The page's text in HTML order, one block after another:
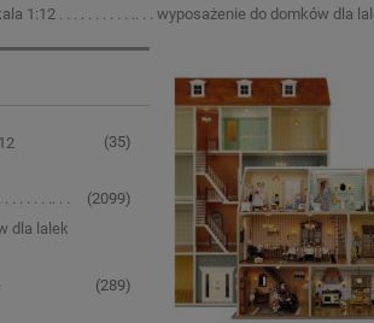
1:12 . . . . . . . . . . .. . . wyposażenie do domków dla
(35)
. . . . . .. . .
dla lalek
(2099)
(289)